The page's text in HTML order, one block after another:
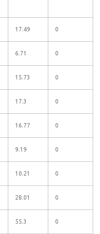
17.49 0
6.71 0
15.73 0
17.3 0
16.77 0
9.19 0
10.21 0
28.01 0
55.3 0